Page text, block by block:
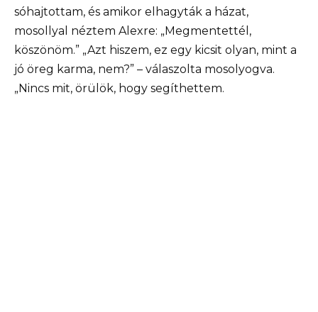
sóhajtottam, és amikor elhagyták a házat,
mosollyal néztem Alexre: „Megmentettél,
köszönöm.” „Azt hiszem, ez egy kicsit olyan, mint a
jó öreg karma, nem?” – válaszolta mosolyogva.
„Nincs mit, örülök, hogy segíthettem.